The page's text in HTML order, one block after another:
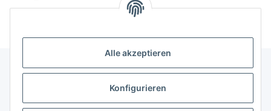
Alle akzeptieren
Konfigurieren